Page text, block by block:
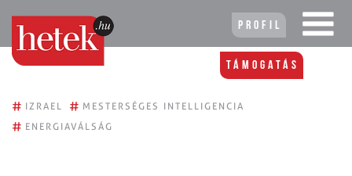
Profil
Támogatás
# IZRAEL # MESTERSÉGES INTELLIGENCIA
# ENERGIAVÁLSÁG